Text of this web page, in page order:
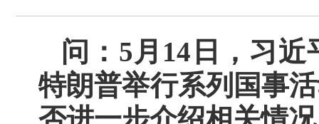
问：5月14日，习
特朗普举行系列国事